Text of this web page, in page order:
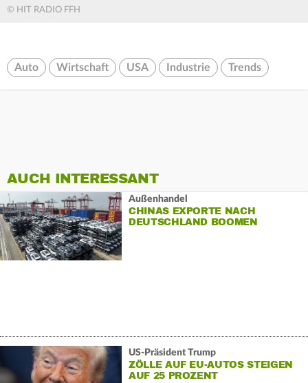
© HIT RADIO FFH
Auto Wirtschaft USA Industrie Trends
AUCH INTERESSANT
Außenhandel
CHINAS EXPORTE NACH
DEUTSCHLAND BOOMEN
US-Präsident Trump
ZÖLLE AUF EU-AUTOS STEIGEN
AUF 25 PROZENT